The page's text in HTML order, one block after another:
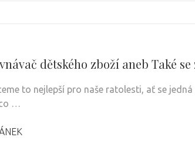
dětského zboží aneb Také
to nejlepší pro naše ratolesti, ať se
…